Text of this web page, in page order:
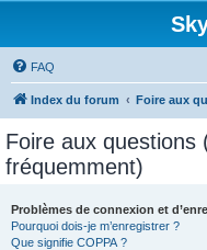
FAQ
Index du forum Foire aux
Foire aux questions
fréquemment)
Problèmes de connexion et
Pourquoi dois-je m’enregistrer ?
Que signifie COPPA ?